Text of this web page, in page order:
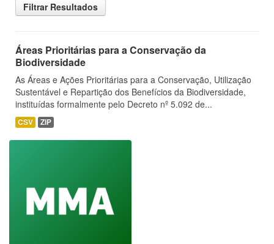
Filtrar Resultados
Áreas Prioritárias para a Conservação da
Biodiversidade
As Áreas e Ações Prioritárias para a Conservação, Utilização
Sustentável e Repartição dos Benefícios da Biodiversidade,
instituídas formalmente pelo Decreto nº 5.092 de...
CSV ZIP